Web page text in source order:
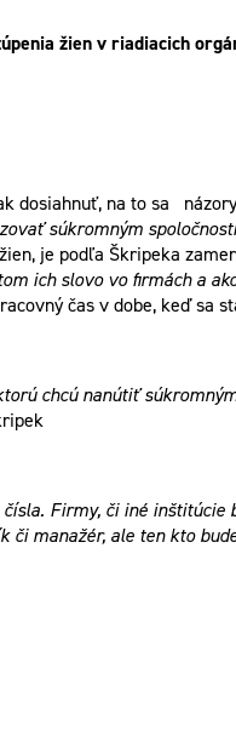
žien v riadiacich
dosiahnuť, na to sa
súkromným
je podľa Škripeka
ich slovo vo firmách a
čas v dobe, keď sa
chcú nanútiť
Firmy, či iné inštitúcie
manažér, ale ten kto